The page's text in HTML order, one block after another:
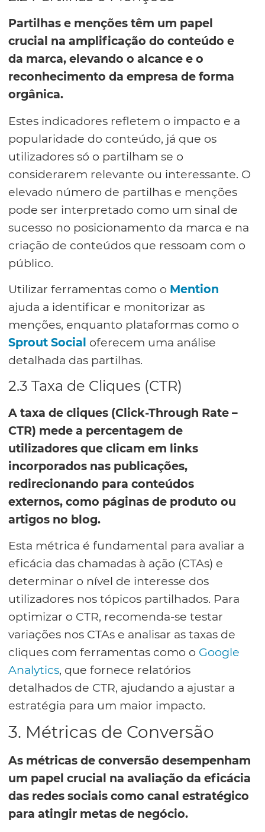
Partilhas e menções têm um papel
crucial na amplificação do conteúdo e
da marca, elevando o alcance e o
reconhecimento da empresa de forma
orgânica.
Estes indicadores refletem o impacto e a
popularidade do conteúdo, já que os
utilizadores só o partilham se o
considerarem relevante ou interessante. O
elevado número de partilhas e menções
pode ser interpretado como um sinal de
sucesso no posicionamento da marca e na
criação de conteúdos que ressoam com o
público.
Utilizar ferramentas como o Mention
ajuda a identificar e monitorizar as
menções, enquanto plataformas como o
Sprout Social oferecem uma análise
detalhada das partilhas.
2.3 Taxa de Cliques (CTR)
A taxa de cliques (Click-Through Rate –
CTR) mede a percentagem de
utilizadores que clicam em links
incorporados nas publicações,
redirecionando para conteúdos
externos, como páginas de produto ou
artigos no blog.
Esta métrica é fundamental para avaliar a
eficácia das chamadas à ação (CTAs) e
determinar o nível de interesse dos
utilizadores nos tópicos partilhados. Para
optimizar o CTR, recomenda-se testar
variações nos CTAs e analisar as taxas de
cliques com ferramentas como o Google
Analytics, que fornece relatórios
detalhados de CTR, ajudando a ajustar a
estratégia para um maior impacto.
3. Métricas de Conversão
As métricas de conversão desempenham
um papel crucial na avaliação da eficácia
das redes sociais como canal estratégico
para atingir metas de negócio.